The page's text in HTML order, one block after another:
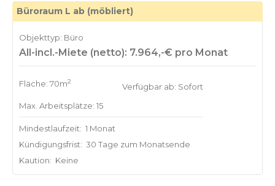
Büroraum L ab (möbliert)
Objekttyp: Büro
All-incl.-Miete (netto): 7.964,-€ pro Monat
Fläche: 70m2
Max. Arbeitsplätze: 15
Verfügbar ab: Sofort
Mindestlaufzeit: 1 Monat
Kündigungsfrist: 30 Tage zum Monatsende
Kaution: Keine